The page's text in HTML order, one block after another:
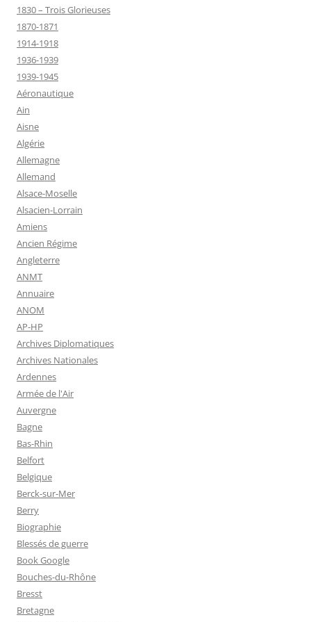
1830 – Trois Glorieuses
1870-1871
1914-1918
1936-1939
1939-1945
Aéronautique
Ain
Aisne
Algérie
Allemagne
Allemand
Alsace-Moselle
Alsacien-Lorrain
Amiens
Ancien Régime
Angleterre
ANMT
Annuaire
ANOM
AP-HP
Archives Diplomatiques
Archives Nationales
Ardennes
Armée de l'Air
Auvergne
Bagne
Bas-Rhin
Belfort
Belgique
Berck-sur-Mer
Berry
Biographie
Blessés de guerre
Book Google
Bouches-du-Rhône
Bresst
Bretagne